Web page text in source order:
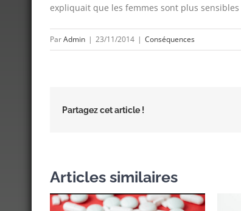
expliquait que les femmes sont plus
ParAdmin | 23/11/2014 | Conséquences
Partagez cet article !
Articles similaires